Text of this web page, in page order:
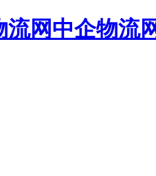
中企物流